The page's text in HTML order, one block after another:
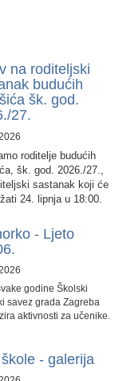
na roditeljski
budućih
šk. god.
27.
roditelje budućih
šk. god. 2026./27.,
sastanak koji će
24. lipnja u 18:00.
- Ljeto
godine Školski
savez grada Zagreba
aktivnosti za učenike.
- galerija